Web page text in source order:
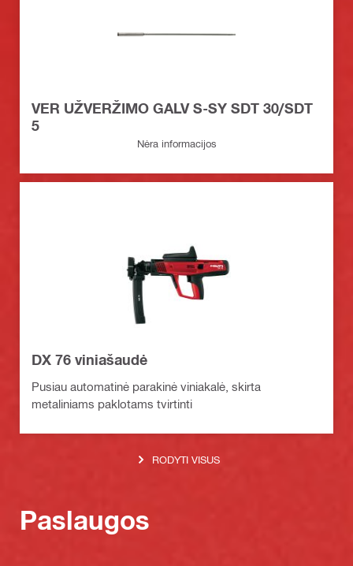
VER UŽVERŽIMO GALV S-SY SDT 30/SDT
5
Nėra informacijos
DX 76 viniašaudė
Pusiau automatinė parakinė viniakalė, skirta
metaliniams paklotams tvirtinti
RODYTI VISUS
Paslaugos